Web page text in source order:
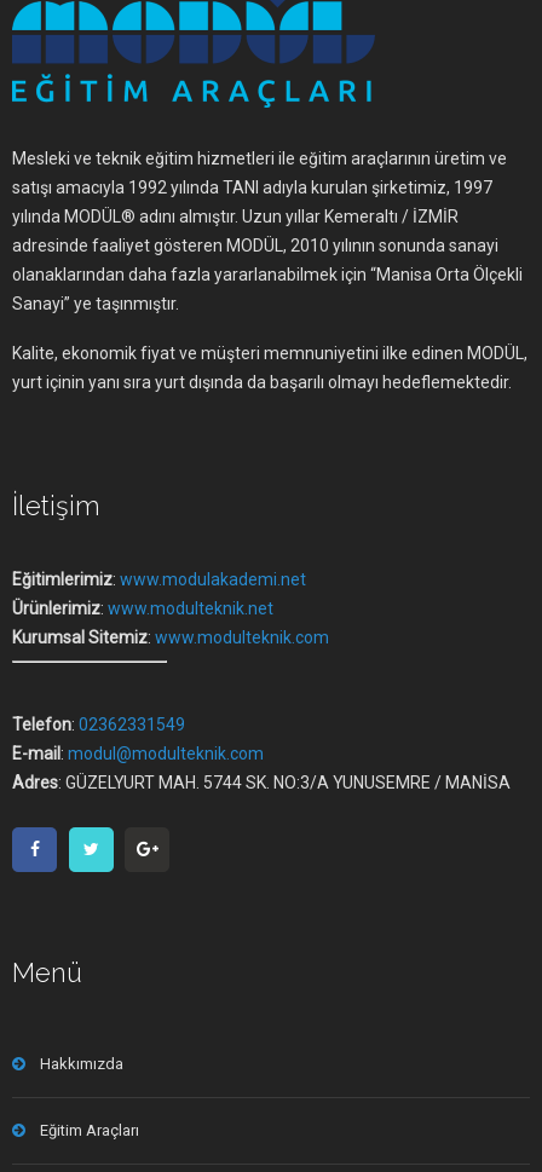
Mesleki ve teknik eğitim hizmetleri ile eğitim araçlarının üretim ve
satışı amacıyla 1992 yılında TANI adıyla kurulan şirketimiz, 1997
yılında MODÜL® adını almıştır. Uzun yıllar Kemeraltı / İZMİR
adresinde faaliyet gösteren MODÜL, 2010 yılının sonunda sanayi
olanaklarından daha fazla yararlanabilmek için “Manisa Orta Ölçekli
Sanayi” ye taşınmıştır.
Kalite, ekonomik fiyat ve müşteri memnuniyetini ilke edinen MODÜL,
yurt içinin yanı sıra yurt dışında da başarılı olmayı hedeflemektedir.
İletişim
Eğitimlerimiz: www.modulakademi.net
Ürünlerimiz: www.modulteknik.net
Kurumsal Sitemiz: www.modulteknik.com
Telefon: 02362331549
E-mail : modul@modulteknik.com
Adres: GÜZELYURT MAH. 5744 SK. NO:3/A YUNUSEMRE / MANİSA
Menü
Hakkımızda
Eğitim Araçları